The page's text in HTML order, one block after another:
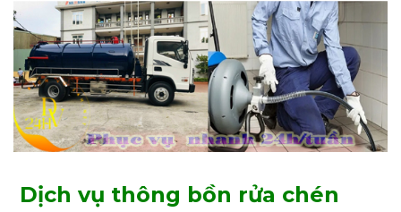
Dịch vụ thông bồn rửa chén